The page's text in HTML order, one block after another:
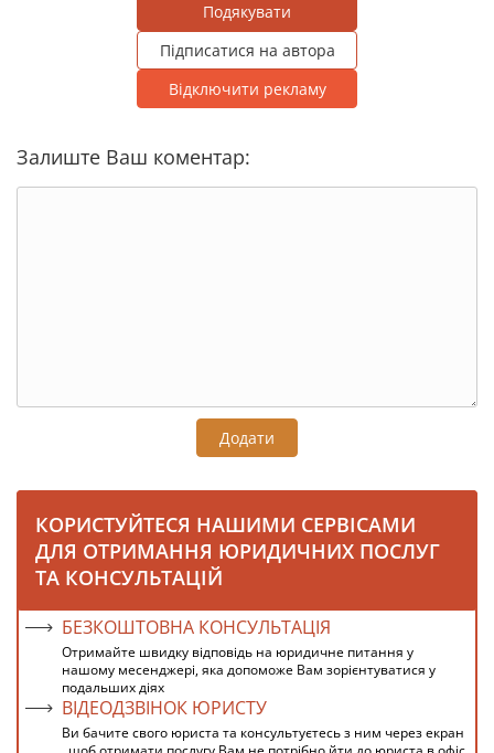
Подякувати
Підписатися на автора
Відключити рекламу
Залиште Ваш коментар:
Додати
КОРИСТУЙТЕСЯ НАШИМИ СЕРВІСАМИ
ДЛЯ ОТРИМАННЯ ЮРИДИЧНИХ ПОСЛУГ
ТА КОНСУЛЬТАЦІЙ
БЕЗКОШТОВНА КОНСУЛЬТАЦІЯ
Отримайте швидку відповідь на юридичне питання у
нашому месенджері, яка допоможе Вам зорієнтуватися у
подальших діях
ВІДЕОДЗВІНОК ЮРИСТУ
Ви бачите свого юриста та консультуєтесь з ним через екран